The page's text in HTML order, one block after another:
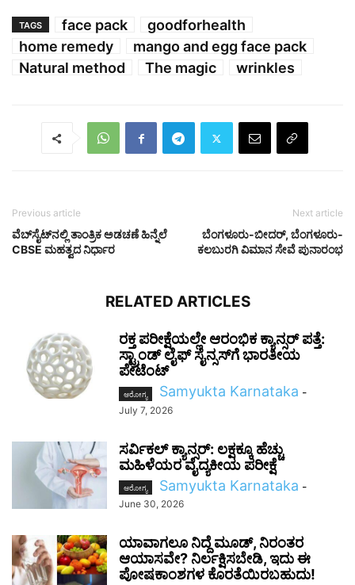
TAGS face pack
goodforhealth
home remedy
mango and egg face pack
Natural method
The magic wrinkles
Previous article
ವೆಬ್‌ಸೈಟ್‌ನಲ್ಲಿ ತಾಂತ್ರಿಕ ಅಡಚಣೆ ಹಿನ್ನೆಲೆ
CBSE ಮಹತ್ವದ ನಿರ್ಧಾರ
Next article
ಬೆಂಗಳೂರು-ಬೀದರ್, ಬೆಂಗಳೂರು-
ಕಲಬುರಗಿ ವಿಮಾನ ಸೇವೆ ಪುನಾರಂಭ
RELATED ARTICLES
ರಕ್ತ ಪರೀಕ್ಷೆಯಲ್ಲೇ ಆರಂಭಿಕ ಕ್ಯಾನ್ಸರ್ ಪತ್ತೆ:
ಸ್ಟ್ರಾಂಡ್ ಲೈಫ್ ಸೈನ್ಸಸ್‌ಗೆ ಭಾರತೀಯ
ಪೇಟೆಂಟ್
ಆರೋಗ್ಯ Samyukta Karnataka -
July 7, 2026
ಸರ್ವಿಕಲ್ ಕ್ಯಾನ್ಸರ್: ಲಕ್ಷಕ್ಕೂ ಹೆಚ್ಚು
ಮಹಿಳೆಯರ ವೈದ್ಯಕೀಯ ಪರೀಕ್ಷೆ
ಆರೋಗ್ಯ Samyukta Karnataka -
June 30, 2026
ಯಾವಾಗಲೂ ನಿದ್ದೆ ಮೂಡ್, ನಿರಂತರ
ಆಯಾಸವೇ? ನಿರ್ಲಕ್ಷಿಸಬೇಡಿ, ಇದು ಈ
ಪೋಷಕಾಂಶಗಳ ಕೊರತೆಯಿರಬಹುದು!